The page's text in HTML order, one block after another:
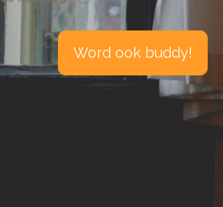
Word ook buddy!